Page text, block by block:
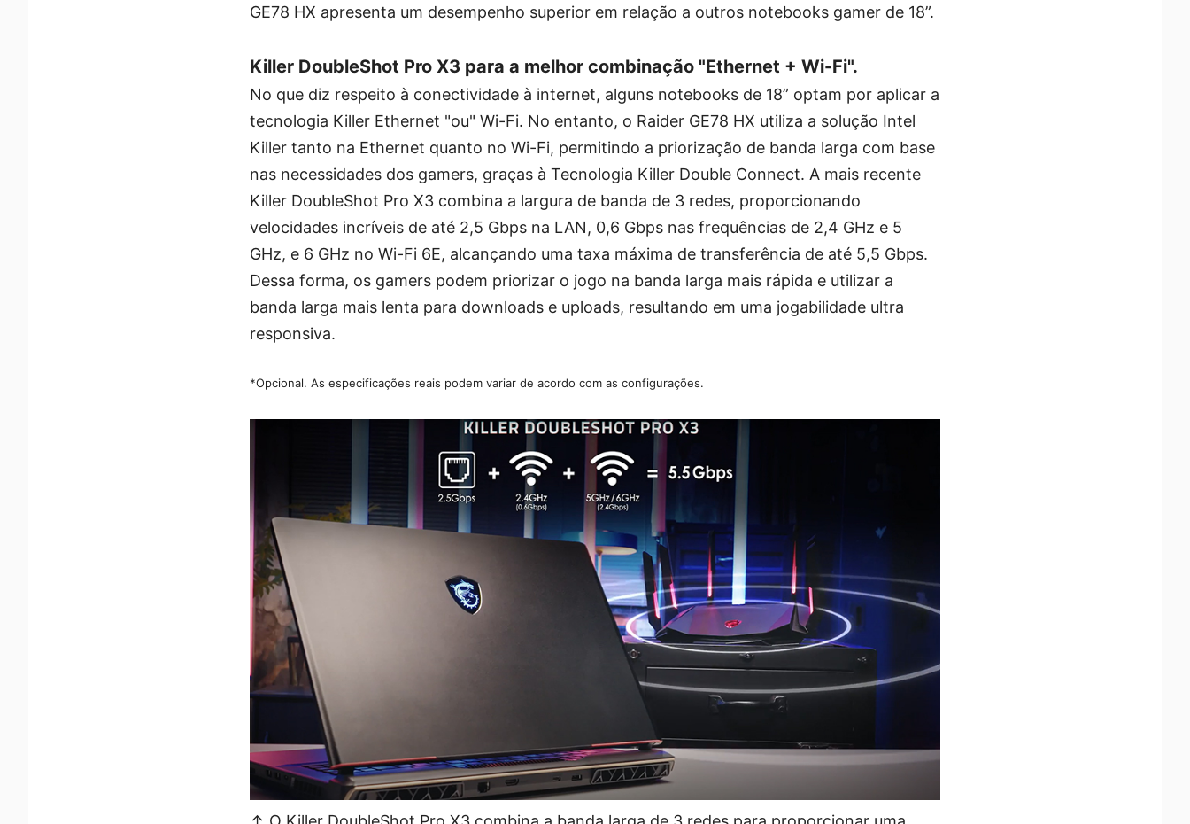
GE78 HX apresenta um desempenho superior em relação a outros notebooks gamer de 18”.
Killer DoubleShot Pro X3 para a melhor combinação "Ethernet + Wi-Fi".
No que diz respeito à conectividade à internet, alguns notebooks de 18” optam por aplicar a
tecnologia Killer Ethernet "ou" Wi-Fi. No entanto, o Raider GE78 HX utiliza a solução Intel
Killer tanto na Ethernet quanto no Wi-Fi, permitindo a priorização de banda larga com base
nas necessidades dos gamers, graças à Tecnologia Killer Double Connect. A mais recente
Killer DoubleShot Pro X3 combina a largura de banda de 3 redes, proporcionando
velocidades incríveis de até 2,5 Gbps na LAN, 0,6 Gbps nas frequências de 2,4 GHz e 5
GHz, e 6 GHz no Wi-Fi 6E, alcançando uma taxa máxima de transferência de até 5,5 Gbps.
Dessa forma, os gamers podem priorizar o jogo na banda larga mais rápida e utilizar a
banda larga mais lenta para downloads e uploads, resultando em uma jogabilidade ultra
responsiva.
*Opcional. As especificações reais podem variar de acordo com as configurações.